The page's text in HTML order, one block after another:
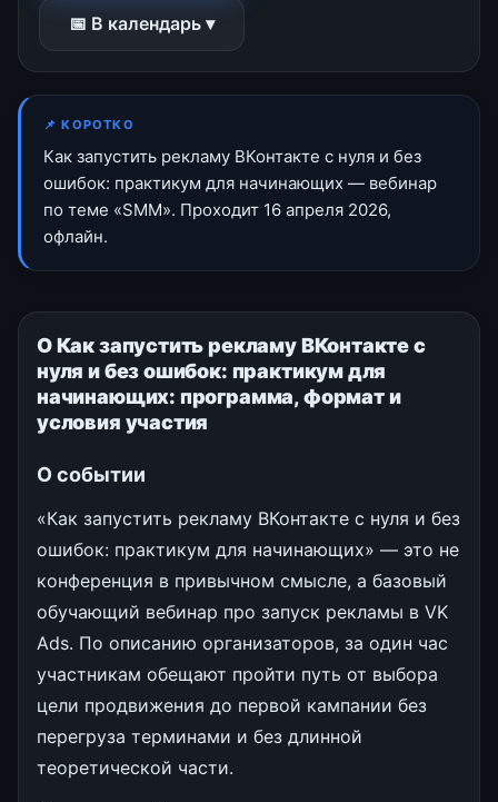
📅 В календарь ▾
📌 КОРОТКО
Как запустить рекламу ВКонтакте с нуля и без
ошибок: практикум для начинающих — вебинар
по теме «SMM». Проходит 16 апреля 2026,
офлайн.
О Как запустить рекламу ВКонтакте с
нуля и без ошибок: практикум для
начинающих: программа, формат и
условия участия
О событии
«Как запустить рекламу ВКонтакте с нуля и без
ошибок: практикум для начинающих» — это не
конференция в привычном смысле, а базовый
обучающий вебинар про запуск рекламы в VK
Ads. По описанию организаторов, за один час
участникам обещают пройти путь от выбора
цели продвижения до первой кампании без
перегруза терминами и без длинной
теоретической части.